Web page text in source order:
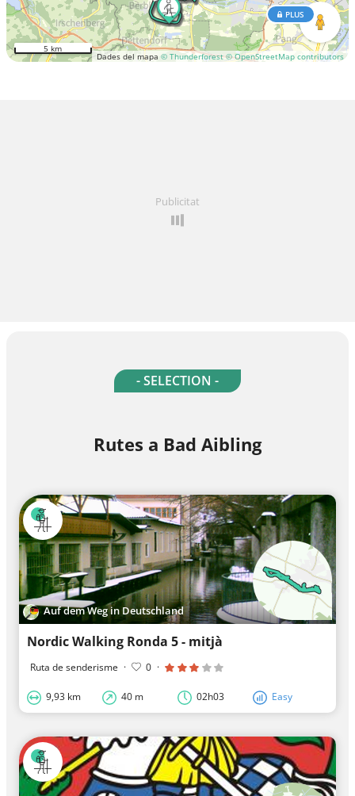
Dades del mapa © Thunderforest © OpenStreetMap contributors
PLUS
5 km
Publicitat
- SELECTION -
Rutes a Bad Aibling
Auf dem Weg in Deutschland
Nordic Walking Ronda 5 - mitjà
Ruta de senderisme · 0 ·
9,93 km 40 m 02h03 Easy